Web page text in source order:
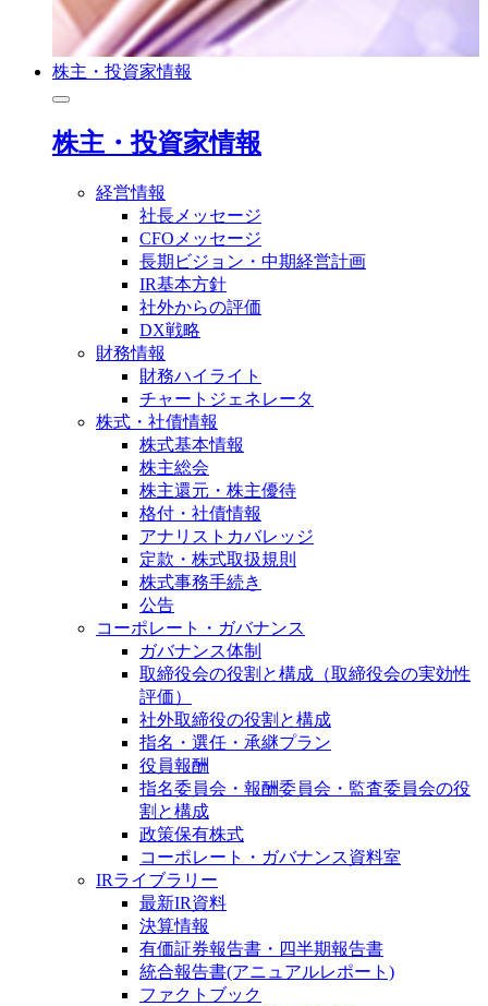
株主・投資家情報
株主・投資家情報
経営情報
社長メッセージ
CFOメッセージ
長期ビジョン・中期経営計画
IR基本方針
社外からの評価
DX戦略
財務情報
財務ハイライト
チャートジェネレータ
株式・社債情報
株式基本情報
株主総会
株主還元・株主優待
格付・社債情報
アナリストカバレッジ
定款・株式取扱規則
株式事務手続き
公告
コーポレート・ガバナンス
ガバナンス体制
取締役会の役割と構成（取締役会の実効性
評価）
社外取締役の役割と構成
指名・選任・承継プラン
役員報酬
指名委員会・報酬委員会・監査委員会の役
割と構成
政策保有株式
コーポレート・ガバナンス資料室
IRライブラリー
最新IR資料
決算情報
有価証券報告書・四半期報告書
統合報告書(アニュアルレポート)
ファクトブック